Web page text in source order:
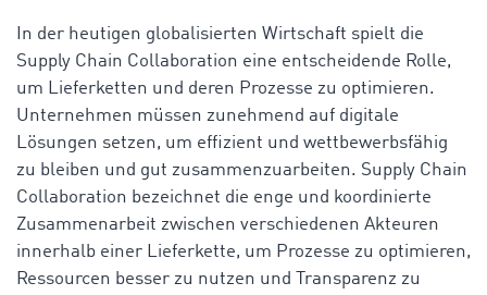
In der heutigen globalisierten Wirtschaft spielt die
Supply Chain Collaboration eine entscheidende Rolle,
um Lieferketten und deren Prozesse zu optimieren.
Unternehmen müssen zunehmend auf digitale
Lösungen setzen, um effizient und wettbewerbsfähig
zu bleiben und gut zusammenzuarbeiten. Supply Chain
Collaboration bezeichnet die enge und koordinierte
Zusammenarbeit zwischen verschiedenen Akteuren
innerhalb einer Lieferkette, um Prozesse zu optimieren,
Ressourcen besser zu nutzen und Transparenz zu